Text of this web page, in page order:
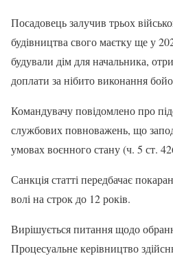
Посадовець залучив трьох
будівництва свого маєтку ще у
будували дім для начальника,
доплати за нібито виконання
Командувачу повідомлено про
службових повноважень, що
умовах воєнного стану (ч. 5 ст.
Санкція статті передбачає
волі на строк до 12 років.
Вирішується питання щодо
Процесуальне керівництво